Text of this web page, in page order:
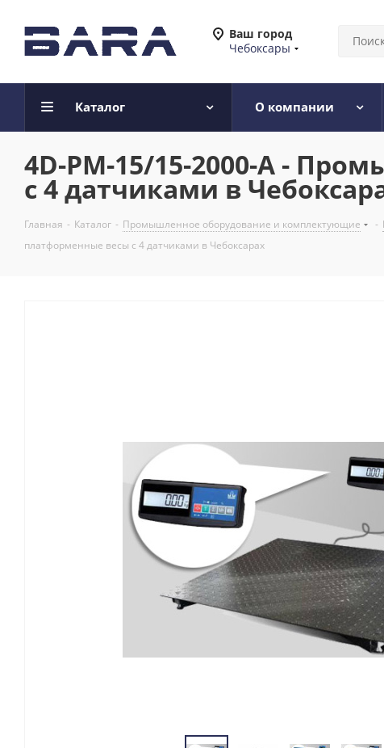
Ваш город
Чебоксары
Каталог О компании
4D-PM-15/15-2000-A -
с 4 датчиками в
Главная - Каталог - Промышленное оборудование и комплектующие -
платформенные весы с 4 датчиками в Чебоксарах